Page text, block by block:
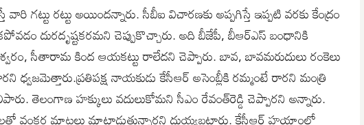
గట్టు రట్టు అయిందన్నారు. సీబీఐ విచారణకు అప్పగిస్తే ఇప్పటి వరకు కేంద్రం
దురదృష్టకరమని చెప్పుకొచ్చారు. అది బీజేపీ, బీఆర్ఎస్ బంధానికి
సీతారామ కింద ఆయకట్టు రాలేదని చెప్పారు. బావ, బావమరుదులు రంకెలు
ధ్వజమెత్తారు.ప్రతిపక్ష నాయకుడు కేసీఆర్ అసెంబ్లీకి రమ్మంటే రారని మంత్రి
తెలంగాణ హక్కులు వదులుకోమని సీఎం రేవంత్‌రెడ్డి చెప్పారని అన్నారు.
వంకర మాటలు మాట్లాడుతున్నారని దుయ్యబట్టారు. కేసీఆర్ హయాంలో